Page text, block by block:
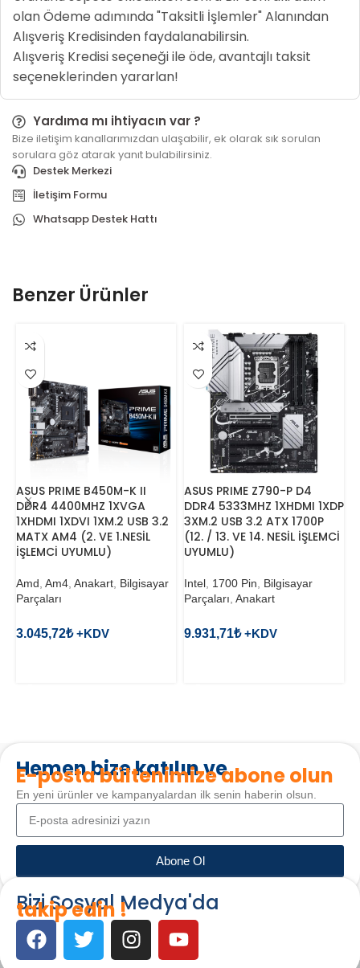
olan Ödeme adımında "Taksitli İşlemler" Alanından
Alışveriş Kredisinden faydalanabilirsin.
Alışveriş Kredisi seçeneği ile öde, avantajlı taksit
seçeneklerinden yararlan!
Yardıma mı ihtiyacın var ?
Bize iletişim kanallarımızdan ulaşabilir, ek olarak sık sorulan
sorulara göz atarak yanıt bulabilirsiniz.
Destek Merkezi
İletişim Formu
Whatsapp Destek Hattı
Benzer Ürünler
ASUS PRIME B450M-K II
DDR4 4400MHZ 1XVGA
1XHDMI 1XDVI 1XM.2 USB 3.2
MATX AM4 (2. VE 1.NESİL
İŞLEMCİ UYUMLU)
Amd ,Am4 ,Anakart Bilgisayar
Parçaları
3.045,72₺
ASUS PRIME Z790-P D4
DDR4 5333MHZ 1XHDMI 1XDP
3XM.2 USB 3.2 ATX 1700P
(12. / 13. VE 14. NESİL İŞLEMCİ
UYUMLU)
Intel 1700 Pin
Bilgisayar
Parçaları Anakart
9.931,71₺
Hemen bize katılın ve
E-posta bültenimize abone olun
En yeni ürünler ve kampanyalardan ilk senin haberin olsun.
Abone Ol
Bizi Sosyal Medya'da
takip edin !